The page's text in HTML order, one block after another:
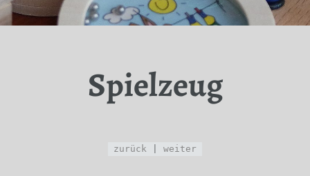
Spielzeug
zurück weiter